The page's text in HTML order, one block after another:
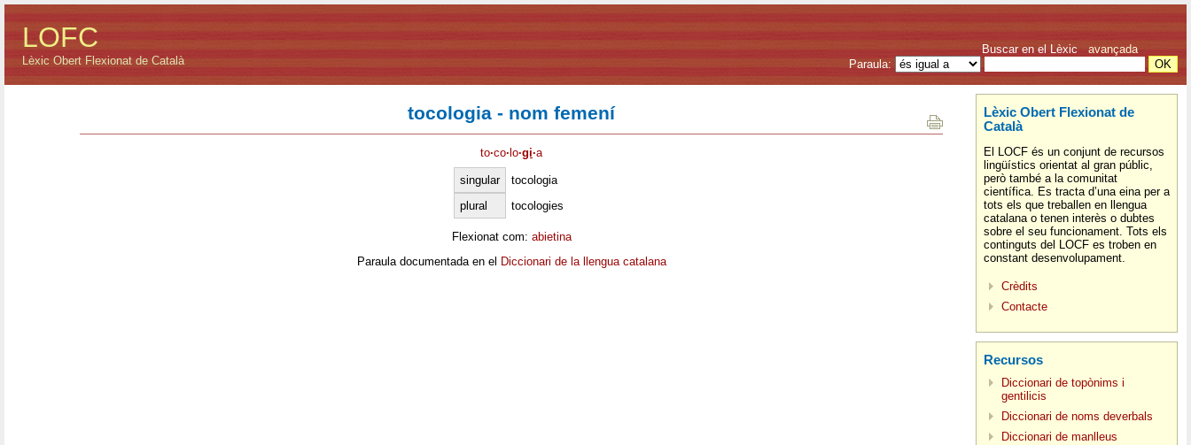
LOFC
Lèxic Obert Flexionat de Català
Buscar en el Lèxic avançada
Paraula:
tocologia - nom femení
to·co· lo·gi·a
singular
tocologia
plural
tocologies
Flexionat com: abietina
Paraula documentada en el Diccionari de la llengua catalana
Lèxic Obert Flexionat de
Català
El LOCF és un conjunt de recursos
lingüístics orientat al gran públic,
però també a la comunitat
científica. Es tracta d’una eina per a
tots els que treballen en llengua
catalana o tenen interès o dubtes
sobre el seu funcionament. Tots els
continguts del LOCF es troben en
constant desenvolupament.
Crèdits
Contacte
Recursos
Diccionari de topònims i
gentilicis
Diccionari de noms deverbals
Diccionari de manlleus